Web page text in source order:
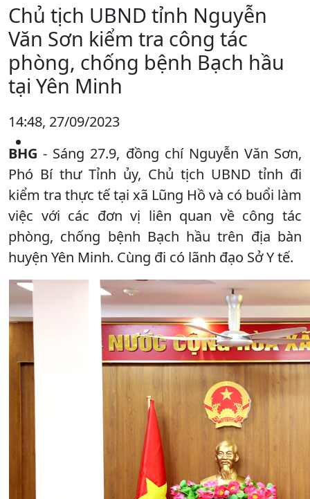
Chủ tịch UBND tỉnh Nguyễn
Văn Sơn kiểm tra công tác
phòng, chống bệnh Bạch hầu
tại Yên Minh
14:48, 27/09/2023
BHG - Sáng 27.9, đồng chí Nguyễn Văn Sơn,
Phó Bí thư Tỉnh ủy, Chủ tịch UBND tỉnh đi
kiểm tra thực tế tại xã Lũng Hồ và có buổi làm
việc với các đơn vị liên quan về công tác
phòng, chống bệnh Bạch hầu trên địa bàn
huyện Yên Minh. Cùng đi có lãnh đạo Sở Y tế.